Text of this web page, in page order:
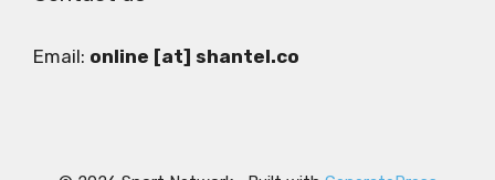
Email: online [at] shantel.co